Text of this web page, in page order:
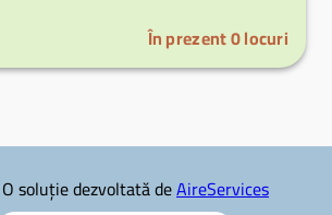
În prezent0locuri
O soluție dezvoltată deAireServices